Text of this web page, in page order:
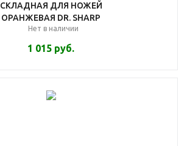
СКЛАДНАЯ ДЛЯ НОЖЕЙ
ОРАНЖЕВАЯ DR. SHARP
Нет в наличии
1 015 руб.